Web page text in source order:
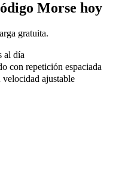
Morse hoy
gratuita.
al día
con repetición espaciada
ajustable